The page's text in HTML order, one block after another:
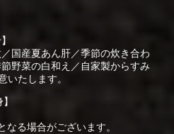
国産夏あん肝／季節の炊き合わ
野菜の白和え／自家製からすみ
いたします。
る場合がございます。